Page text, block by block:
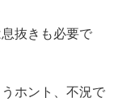
抜きも必要で
ホント、不況で